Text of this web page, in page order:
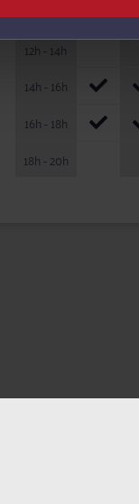
10h - 12h
12h - 14h
14h - 16h
16h - 18h
18h - 20h